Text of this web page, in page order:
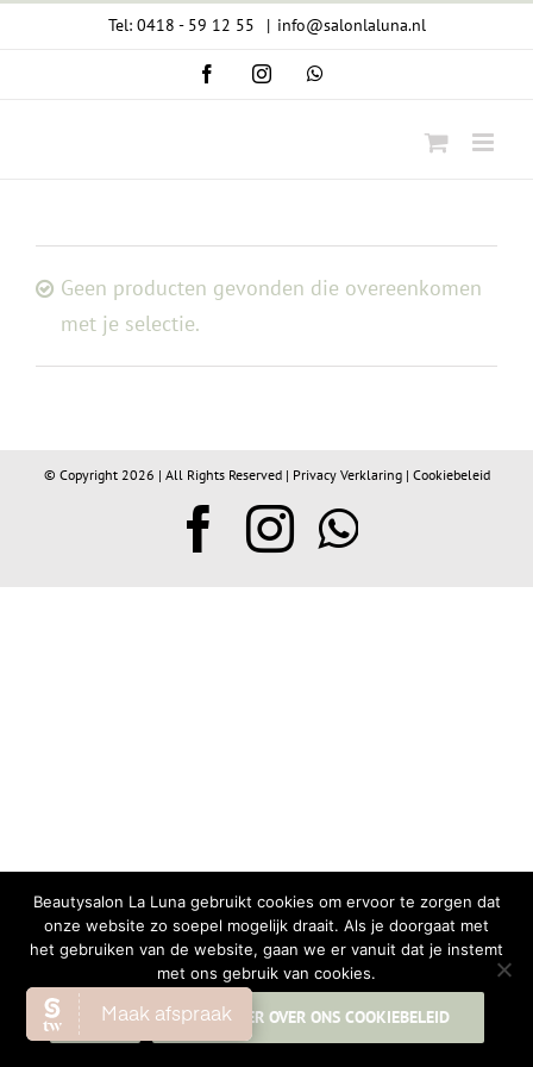
Tel: 0418 - 59 12 55 | info@salonlaluna.nl
FacebookInstagramWhatsApp
Geen producten gevonden die overeenkomen
met je selectie.
© Copyright 2026 | All Rights Reserved | Privacy Verklaring| Cookiebeleid
Facebook
Instagram
Beautysalon La Luna gebruikt cookies om ervoor te zorgen dat
onze website zo soepel mogelijk draait. Als je doorgaat met
het gebruiken van de website, gaan we er vanuit dat je instemt
met ons gebruik van cookies.
OK LEES MEER OVER ONS COOKIEBELEID